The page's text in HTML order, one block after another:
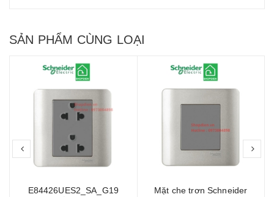
SẢN PHẨM CÙNG LOẠI
E84426UES2_SA_G19
Mặt che trơn Schneider